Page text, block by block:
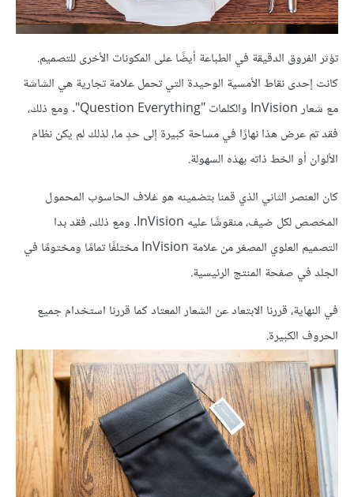
تؤثر الفروق الدقيقة في الطباعة أيضًا على المكونات الأخرى للتصميم.
كانت إحدى نقاط الأمسية الوحيدة التي تحمل علامة تجارية هي الشاشة
مع شعار InVision والكلمات "Question Everything". ومع ذلك،
فقد تم عرض هذا نهارًا في مساحة كبيرة إلى حدٍ ما، لذلك لم يكن نظام
الألوان أو الخط ذاته بهذه السهولة.
كان العنصر الثاني الذي قمنا بتضمينه هو غلاف الحاسوب المحمول
المخصص لكل ضيف، منقوشًا عليه InVision. ومع ذلك، فقد بدا
التصميم العلوي المصغر من علامة InVision مختلفًا تمامًا ومختومًا في
الجلد في صفحة المنتج الرئيسية.
في النهاية، قررنا الابتعاد عن الشعار المعتاد كما قررنا استخدام جميع
الحروف الكبيرة.